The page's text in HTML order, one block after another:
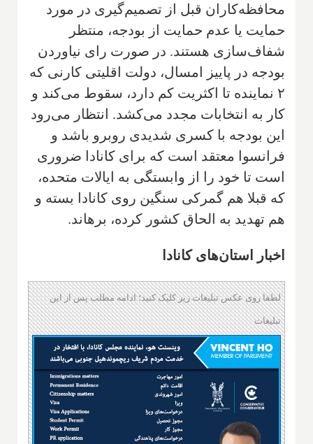
محافظه‌کاران قبل از تصمیم‌گیری در مورد
حمایت یا عدم حمایت از بودجه، منتظر
شفاف‌سازی هستند. در صورت رای نیاوردن
بودجه در پاییز امسال، دولت اقلیتی کارنی که
۲ نماینده تا اکثریت کم دارد، سقوط می‌کند و
کار به انتخابات مجدد می‌کشد. انتظار می‌رود
این بودجه با کسری شدیدی روبرو باشد و
فرانسوا معتقد است که برای کانادا ضروری
است تا خود را از وابستگی به ایالات متحده،
که قبلا هم گمرکی سنگین روی کانادا بسته و
هم تهدید به الحاق کشور کرده، برهاند.
اخبار استان‌های کانادا
لطفا روی عکس تبلیغات زیر کلیک کنید؛ ادامه مطلب پس از این
تبلیغات